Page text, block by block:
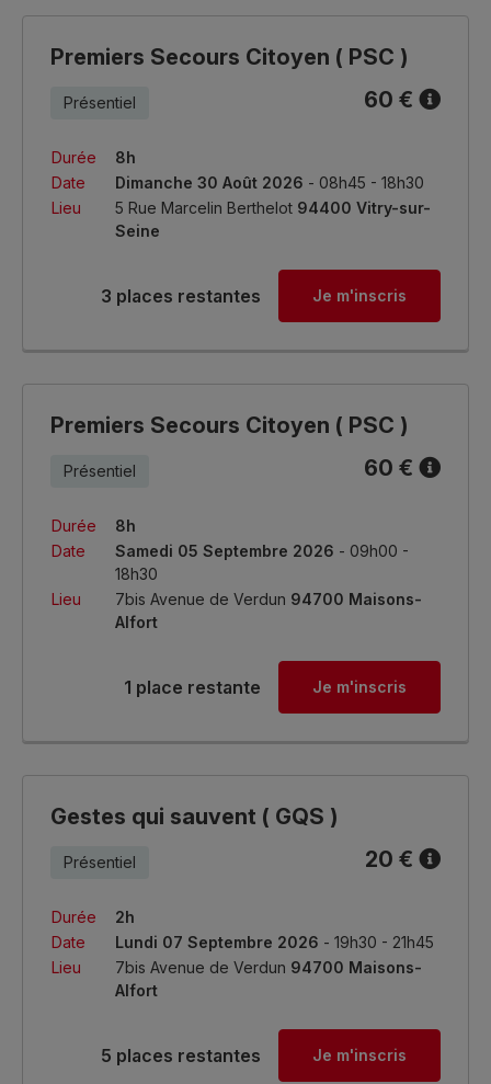
Premiers Secours Citoyen ( PSC )
Présentiel 60 €
Durée
8h
Date
Dimanche 30 Août 2026 - 08h45 - 18h30
Lieu
5 Rue Marcelin Berthelot 94400 Vitry-sur-
Seine
3 places restantes Je m'inscris
Premiers Secours Citoyen ( PSC )
Présentiel 60 €
Durée
8h
Date
Samedi 05 Septembre 2026 - 09h00 -
18h30
Lieu
7bis Avenue de Verdun 94700 Maisons-
Alfort
1 place restante Je m'inscris
Gestes qui sauvent ( GQS )
Présentiel 20 €
Durée
2h
Date
Lundi 07 Septembre 2026 - 19h30 - 21h45
Lieu
7bis Avenue de Verdun 94700 Maisons-
Alfort
5 places restantes Je m'inscris